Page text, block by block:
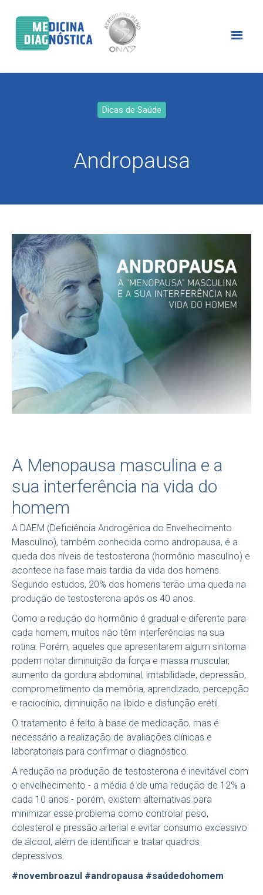
Dicas de Saúde
Andropausa
A Menopausa masculina e a
sua interferência na vida do
homem
A DAEM (Deficiência Androgênica do Envelhecimento
Masculino), também conhecida como andropausa, é a
queda dos níveis de testosterona (hormônio masculino) e
acontece na fase mais tardia da vida dos homens.
Segundo estudos, 20% dos homens terão uma queda na
produção de testosterona após os 40 anos.
Como a redução do hormônio é gradual e diferente para
cada homem, muitos não têm interferências na sua
rotina. Porém, aqueles que apresentarem algum sintoma
podem notar diminuição da força e massa muscular,
aumento da gordura abdominal, irritabilidade, depressão,
comprometimento da memória, aprendizado, percepção
e raciocínio, diminuição na libido e disfunção erétil.
O tratamento é feito à base de medicação, mas é
necessário a realização de avaliações clínicas e
laboratoriais para confirmar o diagnóstico.
A redução na produção de testosterona é inevitável com
o envelhecimento - a média é de uma redução de 12% a
cada 10 anos - porém, existem alternativas para
minimizar esse problema como controlar peso,
colesterol e pressão arterial e evitar consumo excessivo
de álcool, além de identificar e tratar quadros
depressivos.
#novembroazul #andropausa #saúdedohomem